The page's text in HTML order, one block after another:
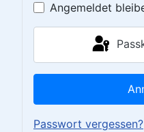
Angemeldet
Passwort vergessen?